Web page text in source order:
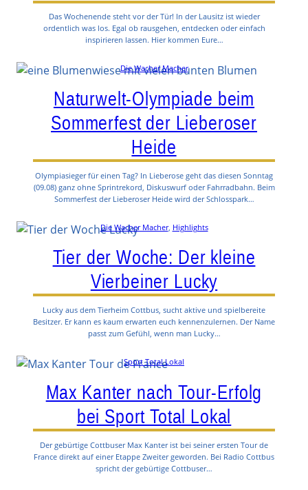
Das Wochenende steht vor der Tür! In der Lausitz ist wieder
ordentlich was los. Egal ob rausgehen, entdecken oder einfach
inspirieren lassen. Hier kommen Eure…
Die Wacher Macher
Naturwelt-Olympiade beim
Sommerfest der Lieberoser
Heide
Olympiasieger für einen Tag? In Lieberose geht das diesen Sonntag
(09.08) ganz ohne Sprintrekord, Diskuswurf oder Fahrradbahn. Beim
Sommerfest der Lieberoser Heide wird der Schlosspark…
Die Wacher Macher, Highlights
Tier der Woche: Der kleine
Vierbeiner Lucky
Lucky aus dem Tierheim Cottbus, sucht aktive und spielbereite
Besitzer. Er kann es kaum erwarten euch kennenzulernen. Der Name
passt zum Gefühl, wenn man Lucky…
Sport Total Lokal
Max Kanter nach Tour-Erfolg
bei Sport Total Lokal
Der gebürtige Cottbuser Max Kanter ist bei seiner ersten Tour de
France direkt auf einer Etappe Zweiter geworden. Bei Radio Cottbus
spricht der gebürtige Cottbuser…